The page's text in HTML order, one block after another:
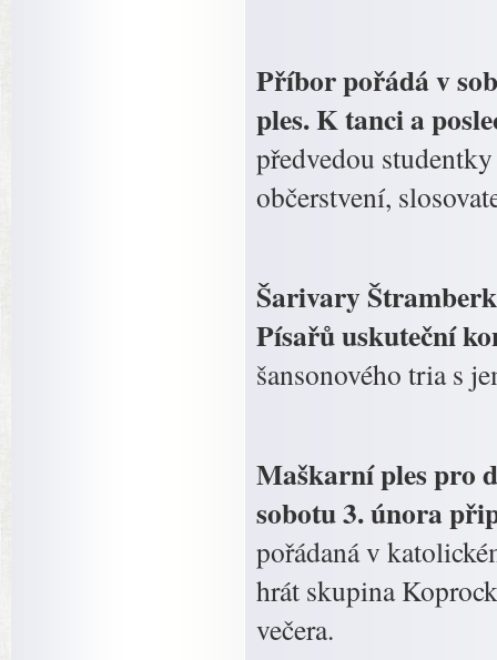
Příbor pořádá v
ples. K tanci a
předvedou
občerstvení,
Šarivary
Písařů uskuteční
šansonového tria s
Maškarní ples pro
sobotu 3. února
pořádaná v
hrát skupina
večera.